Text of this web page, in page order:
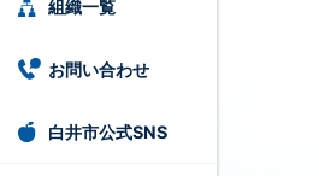
組織一覧
お問い合わせ
白井市公式SNS